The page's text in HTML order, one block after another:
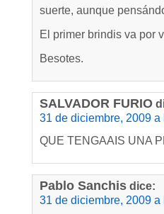
suerte, aunque
El primer brindis va por
Besotes.
SALVADOR FURIO
31 de diciembre, 2009 a
QUE TENGAAIS UNA
Pablo Sanchis dice:
31 de diciembre, 2009 a